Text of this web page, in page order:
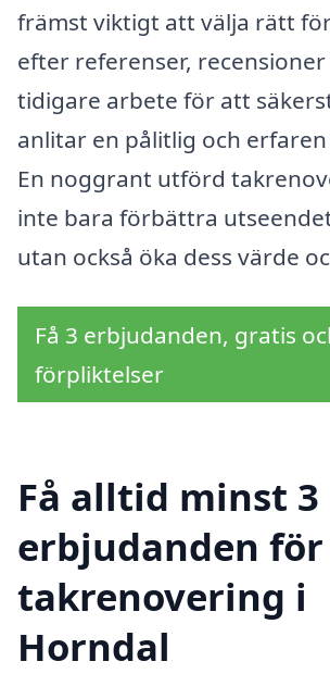
främst viktigt att välja rätt
efter referenser,
tidigare arbete för att
anlitar en pålitlig och
En noggrant utförd
inte bara förbättra
utan också öka dess värde
Få 3 erbjudanden, gratis
förpliktelser
Få alltid minst 3
erbjudanden för
takrenovering i
Horndal